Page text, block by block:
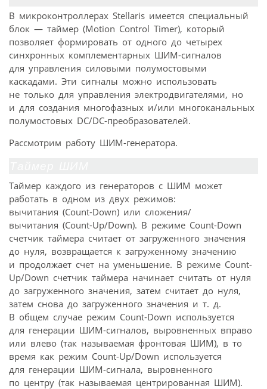
В микроконтроллерах Stellaris имеется специальный
блок — таймер (Motion Control Timer), который
позволяет формировать от одного до четырех
синхронных комплементарных ШИМ-сигналов
для управления силовыми полумостовыми
каскадами. Эти сигналы можно использовать
не только для управления электродвигателями, но
и для создания многофазных и/или многоканальных
полумостовых DC/DC-преобразователей.
Рассмотрим работу ШИМ-генератора.
Таймер каждого из генераторов с ШИМ может
работать в одном из двух режимов:
вычитания (Count-Down) или сложения/
вычитания (Count-Up/Down). В режиме Count-Down
счетчик таймера считает от загруженного значения
до нуля, возвращается к загруженному значению
и продолжает счет на уменьшение. В режиме Count-
Up/Down счетчик таймера начинает считать от нуля
до загруженного значения, затем считает до нуля,
затем снова до загруженного значения и т. д.
В общем случае режим Count-Down используется
для генерации ШИМ-сигналов, выровненных вправо
или влево (так называемая фронтовая ШИМ), в то
время как режим Count-Up/Down используется
для генерации ШИМ-сигнала, выровненного
по центру (так называемая центрированная ШИМ).